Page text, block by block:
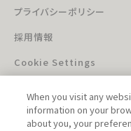
プライバシーポリシー
採用情報
Cookie Settings
When you visit any
information on your
about you, your